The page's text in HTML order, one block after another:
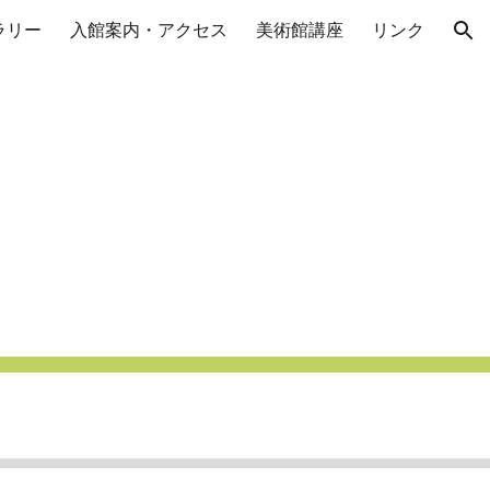
リー 入館案内・アクセス 美術館講座 リンク